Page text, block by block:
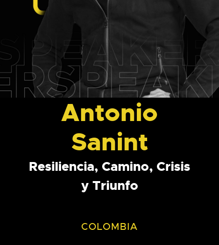
Antonio
Sanint
Resiliencia, Camino, Crisis
y Triunfo
COLOMBIA